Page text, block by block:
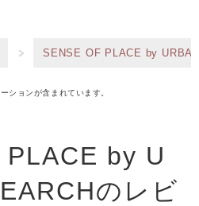
SENSE OF PLACE by
ションが含まれています。
by U
のレビ